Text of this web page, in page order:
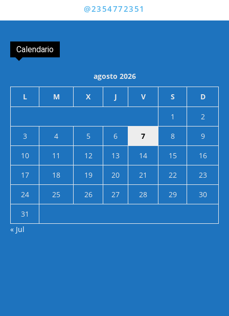
@2354772351
Calendario
agosto 2026
L M X J V S D
1
2
3
4 5 6 7 8
9
10
11 12 13 14 15
16
17
18 19 20 21 22
23
24
25 26 27 28 29
30
31
« Jul